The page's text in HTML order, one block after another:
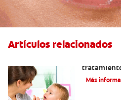
Artículos relacionados
Más